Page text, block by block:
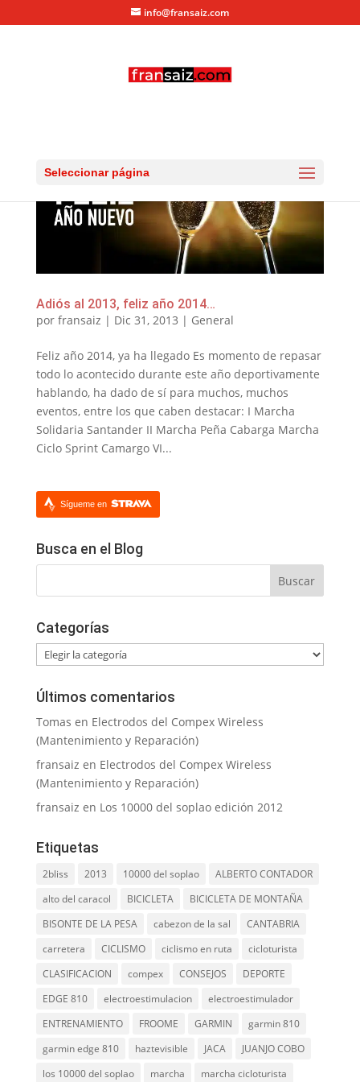
info@fransaiz.com
Seleccionar página
Adiós al 2013, feliz año 2014…
por fransaiz | Dic 31, 2013 | General
Feliz año 2014, ya ha llegado Es momento de repasar
todo lo acontecido durante este año deportivamente
hablando, ha dado de sí para muchos, muchos
eventos, entre los que caben destacar: I Marcha
Solidaria Santander II Marcha Peña Cabarga Marcha
Ciclo Sprint Camargo VI...
Sígueme en
Busca en el Blog
Categorías
Categorías
Últimos comentarios
Tomas en Electrodos del Compex Wireless
(Mantenimiento y Reparación)
fransaiz en Electrodos del Compex Wireless
(Mantenimiento y Reparación)
fransaiz en Los 10000 del soplao edición 2012
Etiquetas
2bliss 2013 10000 del soplao
ALBERTO CONTADOR
alto del caracol
BICICLETA
BICICLETA DE MONTAÑA
BISONTE DE LA PESA
cabezon de la sal
CANTABRIA
carretera
CICLISMO ciclismo en ruta
cicloturista
CLASIFICACION
compex CONSEJOS
DEPORTE
EDGE 810
electroestimulacion
electroestimulador
ENTRENAMIENTO
FROOME GARMIN
garmin 810
garmin edge 810
haztevisible JACA
JUANJO COBO
los 10000 del soplao
marcha marcha cicloturista